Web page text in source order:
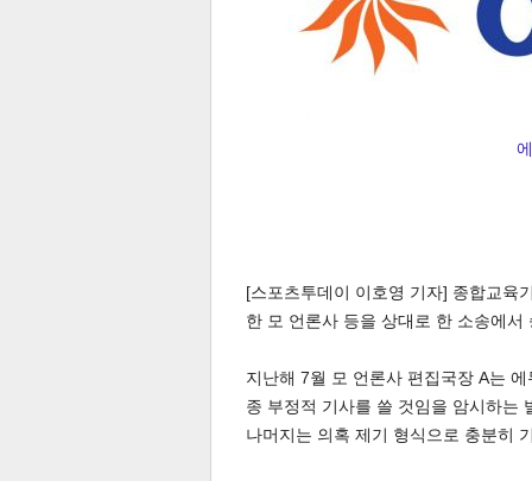
최신 뉴스 스
페이 트위 밴드 네이
댓글
[스포츠투데이 이호영 기자] 종합교육
한 모 언론사 등을 상대로 한 소송에서
지난해 7월 모 언론사 편집국장 A는
종 부정적 기사를 쓸 것임을 암시하는
나머지는 의혹 제기 형식으로 충분히